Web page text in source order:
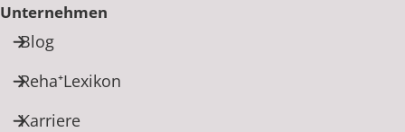
Unternehmen
Blog
Reha⁺Lexikon
Karriere